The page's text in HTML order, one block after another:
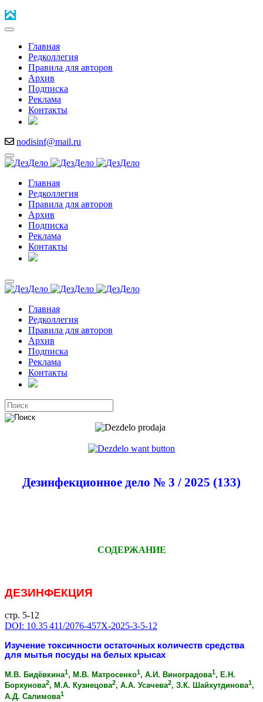
Главная
Редколлегия
Правила для авторов
Архив
Подписка
Реклама
Контакты
nodisinf@mail.ru
Главная
Редколлегия
Правила для авторов
Архив
Подписка
Реклама
Контакты
Главная
Редколлегия
Правила для авторов
Архив
Подписка
Реклама
Контакты
Дезинфекционное дело № 3 / 2025 (133)
СОДЕРЖАНИЕ
ДЕЗИНФЕКЦИЯ
стр. 5-12
DOI: 10.35 411/2076-457X-2025-3-5-12
Изучение токсичности остаточных количеств средства
для мытья посуды на белых крысах
М.В. Бидёвкина1, М.В. Матросенко1, А.И. Виноградова1, Е.Н.
Борхунова2, М.А. Кузнецова2, А.А. Усачева2, З.К. Шайхутдинова1,
А.Д. Салимова1